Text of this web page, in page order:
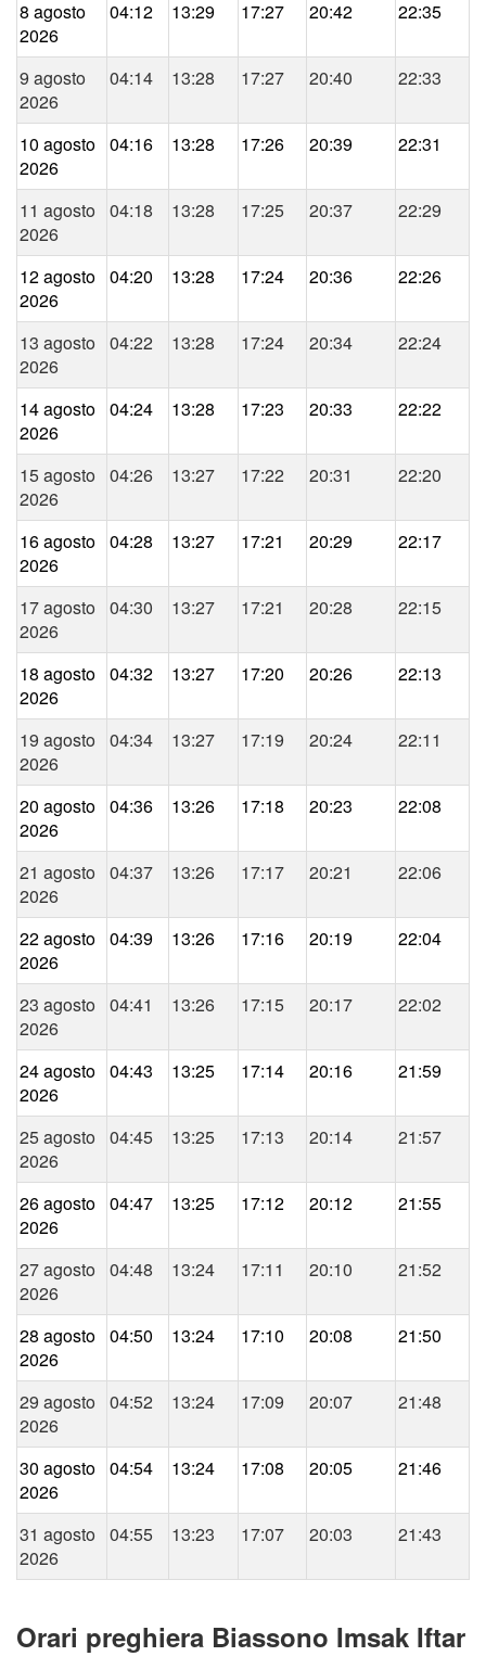
8 agosto
2026
04:12 13:29 17:27 20:42 22:35
9 agosto
2026
04:14 13:28 17:27 20:40 22:33
10 agosto
2026
04:16 13:28 17:26 20:39 22:31
11 agosto
2026
04:18 13:28 17:25 20:37 22:29
12 agosto
2026
04:20 13:28 17:24 20:36 22:26
13 agosto
2026
04:22 13:28 17:24 20:34 22:24
14 agosto
2026
04:24 13:28 17:23 20:33 22:22
15 agosto
2026
04:26 13:27 17:22 20:31 22:20
16 agosto
2026
04:28 13:27 17:21 20:29 22:17
17 agosto
2026
04:30 13:27 17:21 20:28 22:15
18 agosto
2026
04:32 13:27 17:20 20:26 22:13
19 agosto
2026
04:34 13:27 17:19 20:24 22:11
20 agosto
2026
04:36 13:26 17:18 20:23 22:08
21 agosto
2026
04:37 13:26 17:17 20:21 22:06
22 agosto
2026
04:39 13:26 17:16 20:19 22:04
23 agosto
2026
04:41 13:26 17:15 20:17 22:02
24 agosto
2026
04:43 13:25 17:14 20:16 21:59
25 agosto
2026
04:45 13:25 17:13 20:14 21:57
26 agosto
2026
04:47 13:25 17:12 20:12 21:55
27 agosto
2026
04:48 13:24 17:11 20:10 21:52
28 agosto
2026
04:50 13:24 17:10 20:08 21:50
29 agosto
2026
04:52 13:24 17:09 20:07 21:48
30 agosto
2026
04:54 13:24 17:08 20:05 21:46
31 agosto
2026
04:55 13:23 17:07 20:03 21:43
Orari preghiera Biassono Imsak Iftar